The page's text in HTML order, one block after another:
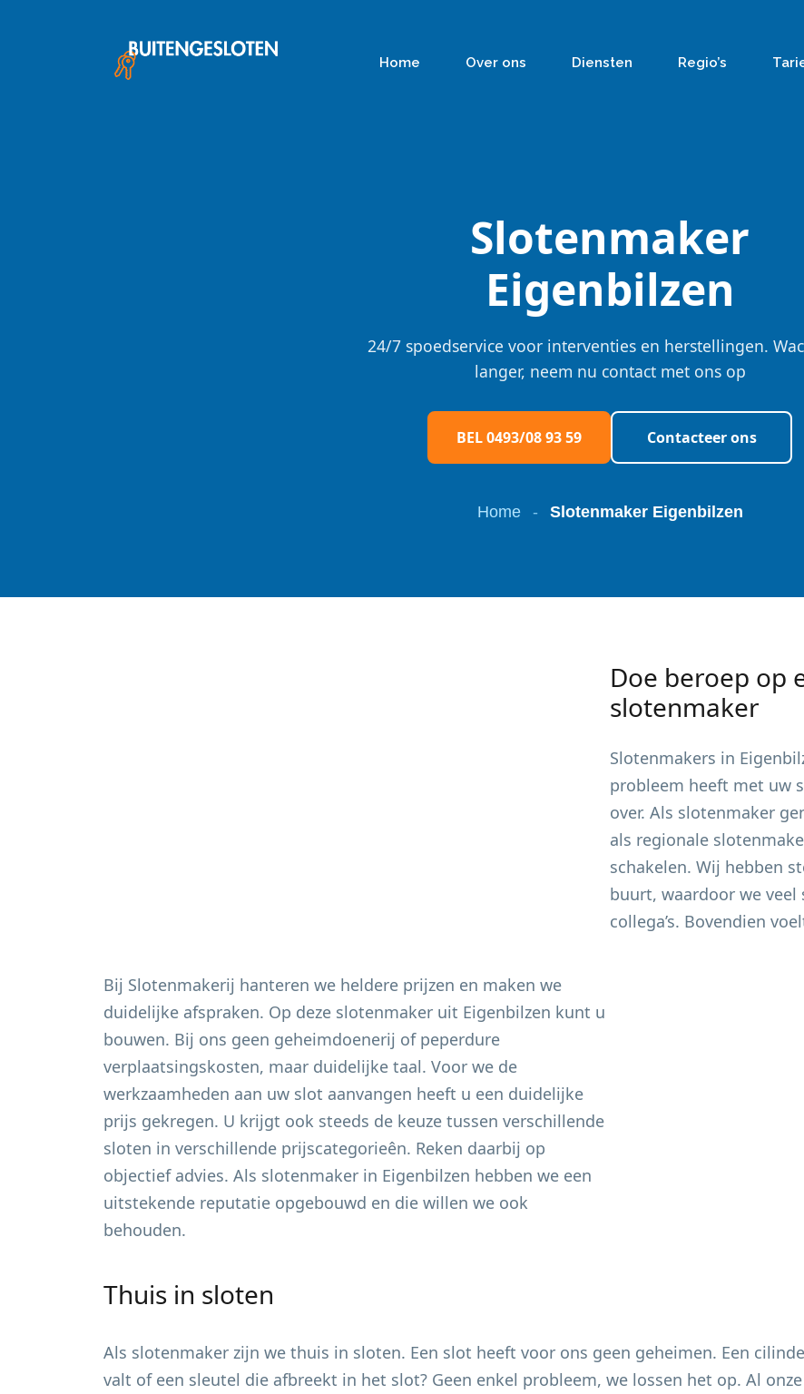
Home Over ons Diensten Regio’s
Slotenmaker
Eigenbilzen
24/7 spoedservice voor interventies en herstellingen.
langer, neem nu contact met ons op
BEL 0493/08 93 59 Contacteer ons
Home - Slotenmaker Eigenbilzen
Doe beroep op
slotenmaker
Slotenmakers in
probleem heeft met uw
over. Als slotenmaker
als regionale
schakelen. Wij hebben
buurt, waardoor we
collega’s. Bovendien
Bij Slotenmakerij hanteren we heldere prijzen en maken we
duidelijke afspraken. Op deze slotenmaker uit Eigenbilzen kunt u
bouwen. Bij ons geen geheimdoenerij of peperdure
verplaatsingskosten, maar duidelijke taal. Voor we de
werkzaamheden aan uw slot aanvangen heeft u een duidelijke
prijs gekregen. U krijgt ook steeds de keuze tussen verschillende
sloten in verschillende prijscategorieên. Reken daarbij op
objectief advies. Als slotenmaker in Eigenbilzen hebben we een
uitstekende reputatie opgebouwd en die willen we ook
behouden.
Thuis in sloten
Als slotenmaker zijn we thuis in sloten. Een slot heeft voor ons geen geheimen. Een
valt of een sleutel die afbreekt in het slot? Geen enkel probleem, we lossen het op. Al